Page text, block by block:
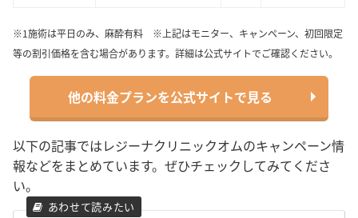
※1施術は平日のみ、麻酔有料 ※上記はモニター、キャンペーン、初回限定
等の割引価格を含む場合があります。詳細は公式サイトでご確認ください。
他の料金プランを公式サイトで見る
以下の記事ではレジーナクリニックオムのキャンペーン情
報などをまとめています。ぜひチェックしてみてくださ
い。